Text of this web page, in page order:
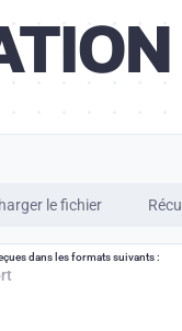
le fichier
dans les formats suivants :